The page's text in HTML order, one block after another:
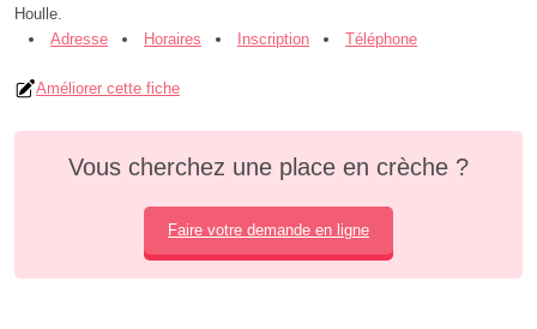
Houlle.
Adresse
Horaires Inscription Téléphone
Améliorer cette fiche
Vous cherchez une place en crèche ?
Faire votre demande en ligne